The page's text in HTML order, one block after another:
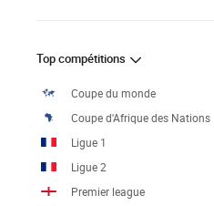
Top compétitions
Coupe du monde
Coupe d'Afrique des Nations
Ligue 1
Ligue 2
Premier league